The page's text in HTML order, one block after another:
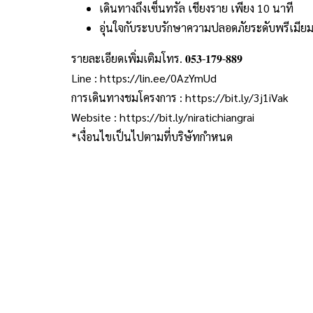
เดินทางถึงเซ็นทรัล เชียงราย เพียง 10 นาที
อุ่นใจกับระบบรักษาความปลอดภัยระดับพรีเมีย
รายละเอียดเพิ่มเติมโทร. 𝟎𝟓𝟑-𝟏𝟕𝟗-𝟖𝟖𝟗
Line : https://lin.ee/0AzYmUd
การเดินทางชมโครงการ : https://bit.ly/3j1iVak
Website : https://bit.ly/niratichiangrai
*เงื่อนไขเป็นไปตามที่บริษัทกำหนด